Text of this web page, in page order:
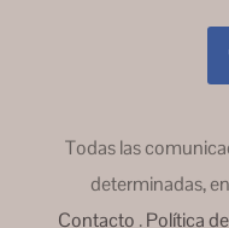
Todas las
determinadas,
Contacto .Política